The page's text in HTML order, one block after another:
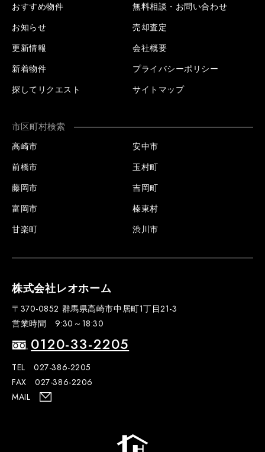
おすすめ物件
お知らせ
更新情報
新着物件
探してリクエスト
無料相談・お問い合わせ
売却査定
会社概要
プライバシーポリシー
サイトマップ
市区町村検索
高崎市
前橋市
藤岡市
富岡市
甘楽町
安中市
玉村町
吉岡町
榛東村
渋川市
株式会社レオホーム
〒370-0852 群馬県高崎市中居町1丁目21-3
営業時間 9:30～18:30
0120-33-2205
TEL 027-386-2205
FAX 027-386-2206
MAIL